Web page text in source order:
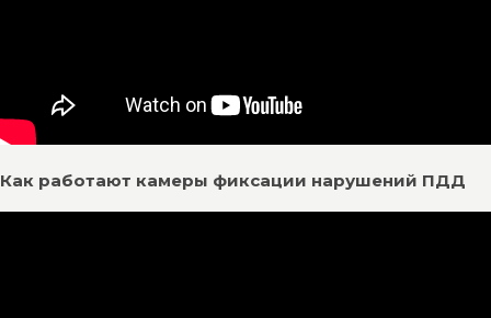
Как работают камеры фиксации нарушений ПДД